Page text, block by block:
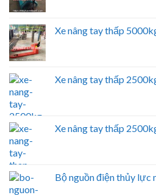
Xe nâng tay thấp
Xe nâng tay thấp
Xe nâng tay thấp
Bộ nguồn điện thủy lực